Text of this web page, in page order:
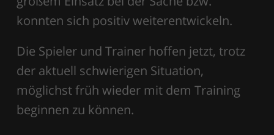
konnten sich positiv weiterentwickeln.
Die Spieler und Trainer hoffen jetzt, trotz
der aktuell schwierigen Situation,
möglichst früh wieder mit dem Training
beginnen zu können.